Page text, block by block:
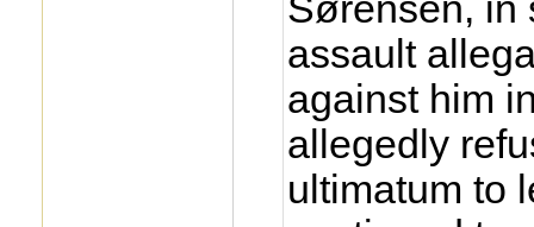
Sørensen, in
assault
against him
allegedly
ultimatum to